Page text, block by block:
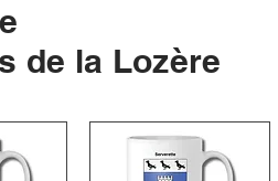
de la Lozère